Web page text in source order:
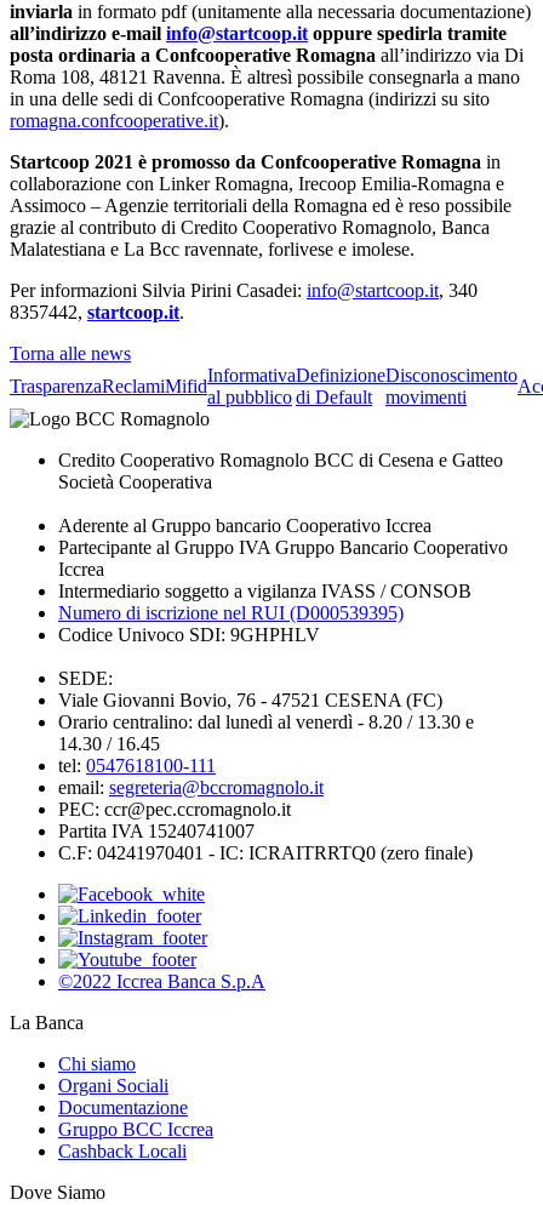
inviarla in formato pdf (unitamente alla necessaria documentazione)
all’indirizzo e-mail info@startcoop.itoppure spedirla tramite
posta ordinaria a Confcooperative Romagna all’indirizzo via Di
Roma 108, 48121 Ravenna. È altresì possibile consegnarla a mano
in una delle sedi di Confcooperative Romagna (indirizzi su sito
romagna.confcooperative.it).
Startcoop 2021 è promosso da Confcooperative Romagna in
collaborazione con Linker Romagna, Irecoop Emilia-Romagna e
Assimoco – Agenzie territoriali della Romagna ed è reso possibile
grazie al contributo di Credito Cooperativo Romagnolo, Banca
Malatestiana e La Bcc ravennate, forlivese e imolese.
Per informazioni Silvia Pirini Casadei: info@startcoop.it, 340
8357442, startcoop.it.
Torna alle news
TrasparenzaReclamiMifid
Informativa
al pubblico
Definizione
di Default
Disconoscimento
movimenti
Credito Cooperativo Romagnolo BCC di Cesena e Gatteo
Società Cooperativa
Aderente al Gruppo bancario Cooperativo Iccrea
Partecipante al Gruppo IVA Gruppo Bancario Cooperativo
Iccrea
Intermediario soggetto a vigilanza IVASS / CONSOB
Numero di iscrizione nel RUI (D000539395)
Codice Univoco SDI: 9GHPHLV
SEDE:
Viale Giovanni Bovio, 76 - 47521 CESENA (FC)
Orario centralino: dal lunedì al venerdì - 8.20 / 13.30 e
14.30 / 16.45
tel: 0547618100-111
email: segreteria@bccromagnolo.it
PEC: ccr@pec.ccromagnolo.it
Partita IVA 15240741007
C.F: 04241970401 - IC: ICRAITRRTQ0 (zero finale)
©2022 Iccrea Banca S.p.A
La Banca
Chi siamo
Organi Sociali
Documentazione
Gruppo BCC Iccrea
Cashback Locali
Dove Siamo